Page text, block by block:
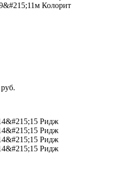
руб.